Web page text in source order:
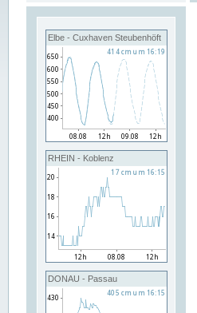
Elbe - Cuxhaven Steubenhöft
RHEIN - Koblenz
DONAU - Passau